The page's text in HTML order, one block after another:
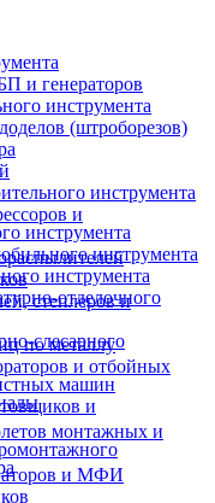
и генераторов
инструмента
(штроборезов)
инструмента
и
степлеров и
по металлу
и отбойных
монтажных и
и МФИ
инструмента
инструмента
инструмента
отделочного
слесарного
машин
и